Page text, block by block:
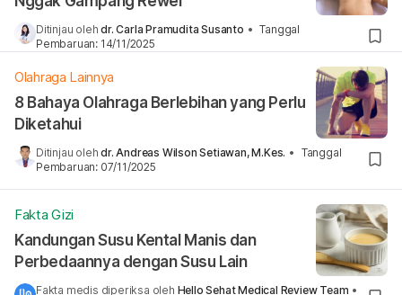
Ditinjau olehdr. Carla Pramudita Susanto • Tanggal
Pembaruan: 14/11/2025
Olahraga Lainnya
8 Bahaya Olahraga Berlebihan yang Perlu
Diketahui
Ditinjau olehdr. Andreas Wilson Setiawan, M.Kes. • Tanggal
Pembaruan: 07/11/2025
Fakta Gizi
Kandungan Susu Kental Manis dan
Perbedaannya dengan Susu Lain
Fakta medis diperiksa oleh Hello Sehat Medical Review Team •